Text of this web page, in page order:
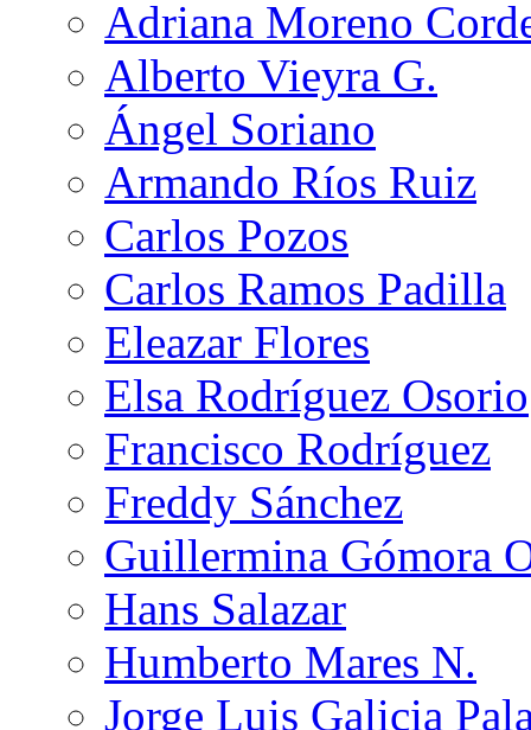
Adriana Moreno
Alberto Vieyra G.
Ángel Soriano
Armando Ríos Ruiz
Carlos Pozos
Carlos Ramos Padilla
Eleazar Flores
Elsa Rodríguez Osorio
Francisco Rodríguez
Freddy Sánchez
Guillermina Gómora
Hans Salazar
Humberto Mares N.
Jorge Luis Galicia